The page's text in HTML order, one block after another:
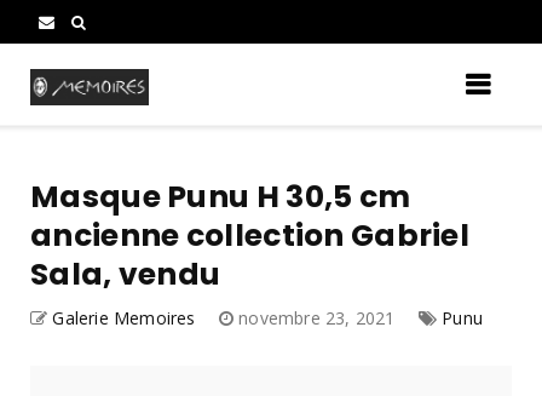
Masque Punu H 30,5 cm
ancienne collection Gabriel
Sala, vendu
Galerie Memoires novembre 23, 2021 Punu